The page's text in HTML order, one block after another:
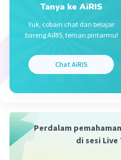
• Division (pembagian)
•Subtraction
matematika dengan
untuk mengikuti
mendapatkan
Tanya ke AiRIS
Yuk, cobain chat dan belajar
bareng AiRIS, teman pintarmu!
Chat AiRIS
Perdalam
di sesi Live